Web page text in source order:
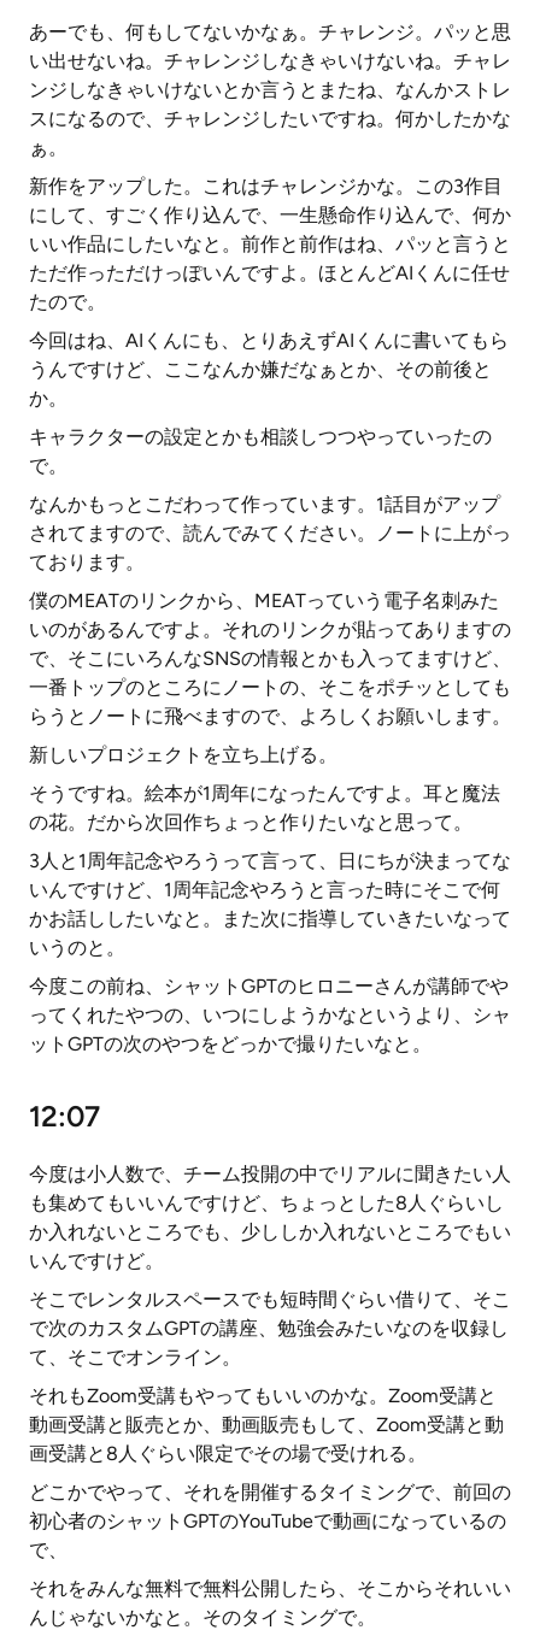
あーでも、何もしてないかなぁ。チャレンジ。パッと思
い出せないね。チャレンジしなきゃいけないね。チャレ
ンジしなきゃいけないとか言うとまたね、なんかストレ
スになるので、チャレンジしたいですね。何かしたかな
ぁ。
新作をアップした。これはチャレンジかな。この3作目
にして、すごく作り込んで、一生懸命作り込んで、何か
いい作品にしたいなと。前作と前作はね、パッと言うと
ただ作っただけっぽいんですよ。ほとんどAIくんに任せ
たので。
今回はね、AIくんにも、とりあえずAIくんに書いてもら
うんですけど、ここなんか嫌だなぁとか、その前後と
か。
キャラクターの設定とかも相談しつつやっていったの
で。
なんかもっとこだわって作っています。1話目がアップ
されてますので、読んでみてください。ノートに上がっ
ております。
僕のMEATのリンクから、MEATっていう電子名刺みた
いのがあるんですよ。それのリンクが貼ってありますの
で、そこにいろんなSNSの情報とかも入ってますけど、
一番トップのところにノートの、そこをポチッとしても
らうとノートに飛べますので、よろしくお願いします。
新しいプロジェクトを立ち上げる。
そうですね。絵本が1周年になったんですよ。耳と魔法
の花。だから次回作ちょっと作りたいなと思って。
3人と1周年記念やろうって言って、日にちが決まってな
いんですけど、1周年記念やろうと言った時にそこで何
かお話ししたいなと。また次に指導していきたいなって
いうのと。
今度この前ね、シャットGPTのヒロニーさんが講師でや
ってくれたやつの、いつにしようかなというより、シャ
ットGPTの次のやつをどっかで撮りたいなと。
12:07
今度は小人数で、チーム投開の中でリアルに聞きたい人
も集めてもいいんですけど、ちょっとした8人ぐらいし
か入れないところでも、少ししか入れないところでもい
いんですけど。
そこでレンタルスペースでも短時間ぐらい借りて、そこ
で次のカスタムGPTの講座、勉強会みたいなのを収録し
て、そこでオンライン。
それもZoom受講もやってもいいのかな。Zoom受講と
動画受講と販売とか、動画販売もして、Zoom受講と動
画受講と8人ぐらい限定でその場で受けれる。
どこかでやって、それを開催するタイミングで、前回の
初心者のシャットGPTのYouTubeで動画になっているの
で、
それをみんな無料で無料公開したら、そこからそれいい
んじゃないかなと。そのタイミングで。